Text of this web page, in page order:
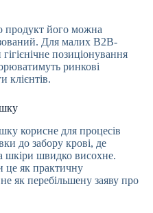
продукт його можна
Для малих B2B-
позиціонування
ринкові
клієнтів.
корисне для процесів
до забору крові, де
шкіри швидко висохне.
це як практичну
як перебільшену заяву про